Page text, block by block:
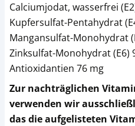
Calciumjodat, wasserfrei
Kupfersulfat-Pentahydrat
Mangansulfat-Monohydrat
Zinksulfat-Monohydrat (E6)
Antioxidantien 76 mg
Zur nachträglichen
verwenden wir
das die aufgelisteten